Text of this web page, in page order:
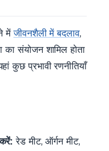
मेंजीवनशैली में बदलाव,
संयोजन शामिल होता
कुछ प्रभावी रणनीतियाँ
रेड मीट, ऑर्गन मीट,